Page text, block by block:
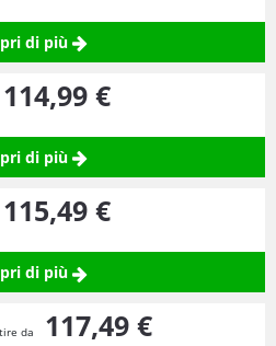
di più
114,99 €
di più
115,49 €
di più
da 117,49 €